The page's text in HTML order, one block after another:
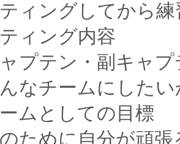
ィングしてから
ィング内容
ャプテン・副キャ
んなチームにした
ームとしての目標
のために自分が頑